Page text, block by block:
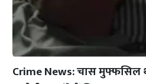
Crime News: चास मुफ्फसिल